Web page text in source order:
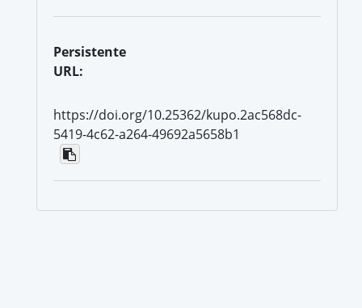
Persistente
URL:
https://doi.org/10.25362/kupo.2ac568dc-
5419-4c62-a264-49692a5658b1